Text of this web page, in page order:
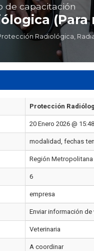
de capacitación
(Para
Radiológica,
Protección
20 Enero 2026 @
modalidad, fechas
Región Metropolitana
6
empresa
Enviar información
Veterinaria
A coordinar